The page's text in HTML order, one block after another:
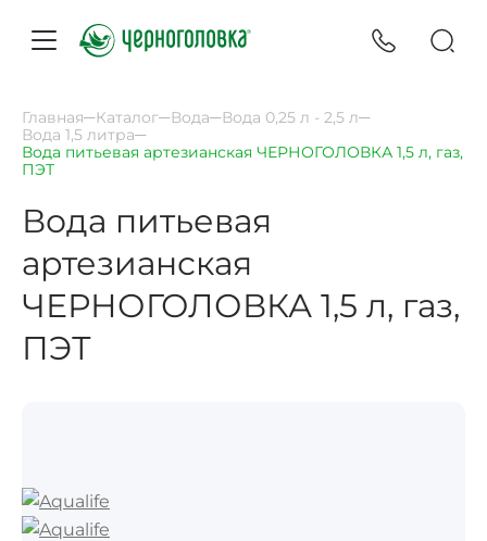
Главная Каталог Вода
Вода 0,25 л - 2,5 л
Вода 1,5 литра
Вода питьевая артезианская ЧЕРНОГОЛОВКА 1,5 л, газ,
ПЭТ
Вода питьевая
артезианская
ЧЕРНОГОЛОВКА 1,5 л, газ,
ПЭТ